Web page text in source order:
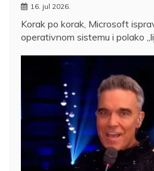
16. jul 2026.
Korak po korak, Microsoft
operativnom sistemu i polako